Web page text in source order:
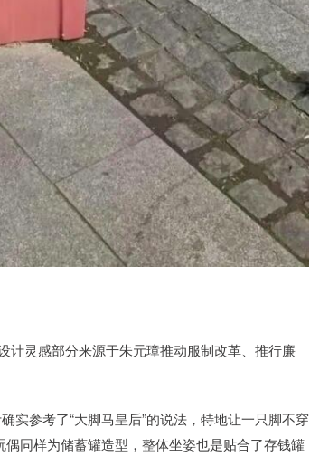
灵感部分来源于朱元璋推动服制改革、推行廉
参考了“大脚马皇后”的说法，特地让一只脚不穿
同样为储蓄罐造型，整体坐姿也是贴合了存钱罐